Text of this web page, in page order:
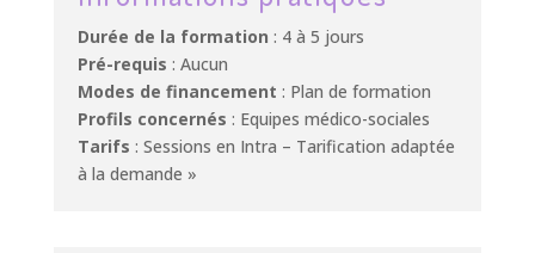
Durée de la formation : 4 à 5 jours
Pré-requis : Aucun
Modes de financement : Plan de formation
Profils concernés : Equipes médico-sociales ​
Tarifs : Sessions en Intra – Tarification adaptée
à la demande »